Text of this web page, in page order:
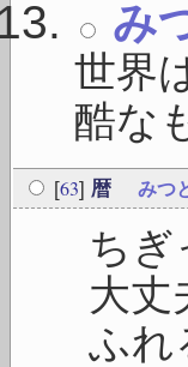
み
世界
酷な
[63] 暦 みつ
ちぎ
大丈
ふれ